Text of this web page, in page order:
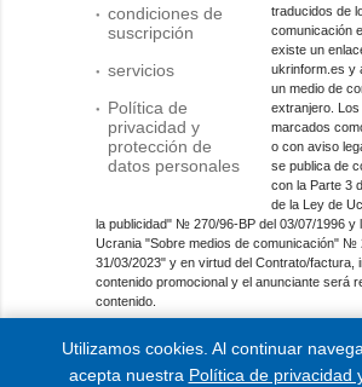
condiciones de
suscripción
servicios
Política de
privacidad y
protección de
datos personales
traducidos de
comunicación
existe un
ukrinform.es y
un medio de
extranjero. Los
marcados
o con aviso
se publica de
con la Parte 3
de la Ley de
la publicidad" № 270/96-ВР del 03/07/1996 y
Ucrania "Sobre medios de comunicación" №
31/03/2023" y en virtud del Contrato/factura,
contenido promocional y el anunciante será
contenido.
Entidad de medios en línea; identificador de
01421.
Utilizamos cookies. Al continuar
acepta nuestra Política de privacidad